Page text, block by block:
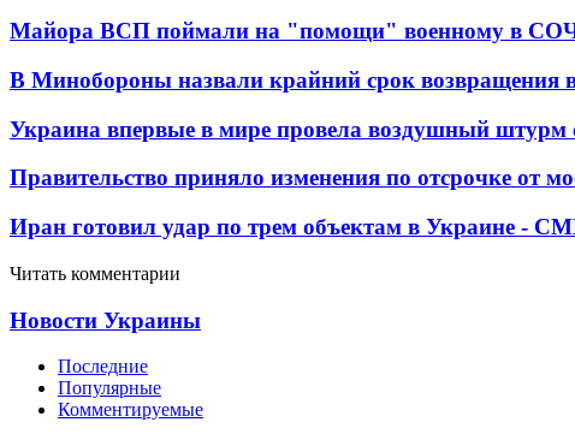
Майора ВСП поймали на "помощи" военному в
В Минобороны назвали крайний срок возвращения
Украина впервые в мире провела воздушный штурм
Правительство приняло изменения по отсрочке от
Иран готовил удар по трем объектам в Украине -
Читать комментарии
Новости Украины
Последние
Популярные
Комментируемые